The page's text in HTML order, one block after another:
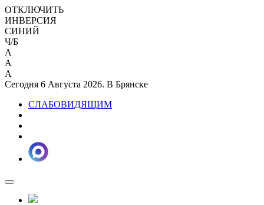
ОТКЛЮЧИТЬ
ИНВЕРСИЯ
СИНИЙ
Ч/Б
A
A
A
Сегодня 6 Августа 2026. В Брянске
СЛАБОВИДЯЩИМ